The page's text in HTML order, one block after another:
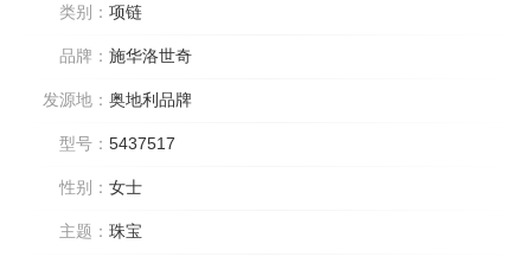
类别： 项链
品牌： 施华洛世奇
发源地： 奥地利品牌
型号： 5437517
性别： 女士
主题： 珠宝